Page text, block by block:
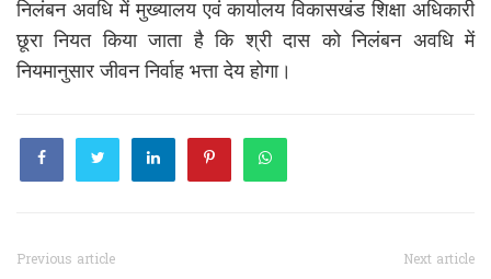
निलंबन अवधि में मुख्यालय एवं कार्यालय विकासखंड शिक्षा अधिकारी
छूरा नियत किया जाता है कि श्री दास को निलंबन अवधि में
नियमानुसार जीवन निर्वाह भत्ता देय होगा।
Previous article Next article